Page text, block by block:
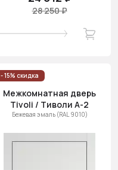
28 250 ₽
- 15% скидка
Межкомнатная дверь
Tivoli / Тиволи А-2
Бежевая эмаль (RAL 9010)